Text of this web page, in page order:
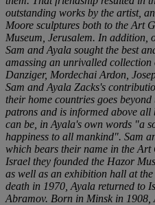
outstanding works by the artist,
Moore sculptures both to the Art
Museum, Jerusalem. In addition,
Sam and Ayala sought the best
amassing an unrivalled
Danziger, Mordechai Ardon,
Sam and Ayala Zacks's
their home countries goes
patrons and is informed above all
can be, in Ayala's own words "a
happiness to all mankind". Sam
which bears their name in the
Israel they founded the Hazor
as well as an exhibition hall at
death in 1970, Ayala returned to
Abramov. Born in Minsk in 1908,